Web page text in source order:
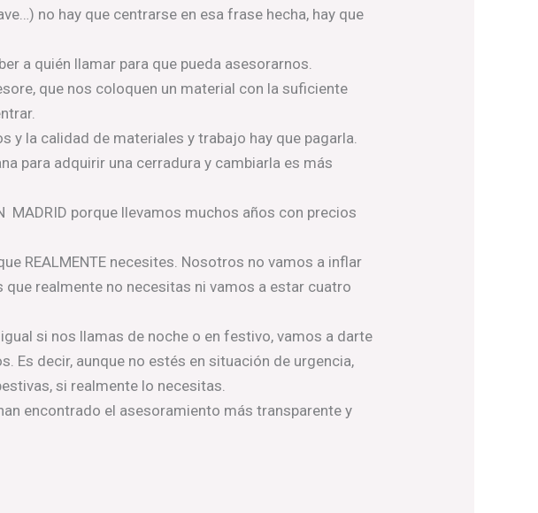
no hay que centrarse en esa frase hecha, hay que
a quién llamar para que pueda asesorarnos.
que nos coloquen un material con la suficiente
y la calidad de materiales y trabajo hay que pagarla.
para adquirir una cerradura y cambiarla es más
MADRID porque llevamos muchos años con precios
REALMENTE necesites. Nosotros no vamos a inflar
realmente no necesitas ni vamos a estar cuatro
si nos llamas de noche o en festivo, vamos a darte
Es decir, aunque no estés en situación de urgencia,
si realmente lo necesitas.
encontrado el asesoramiento más transparente y